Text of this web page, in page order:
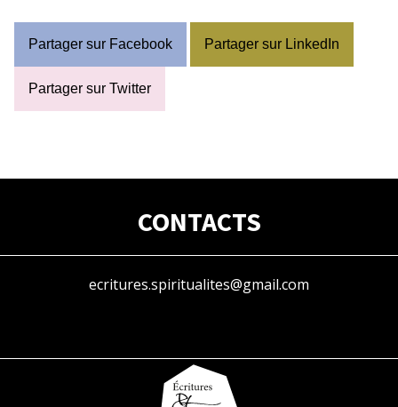
Partager sur Facebook Partager sur LinkedIn
Partager sur Twitter
CONTACTS
ecritures.spiritualites@gmail.com